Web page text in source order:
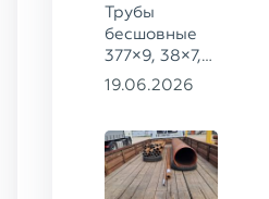
Трубы
бесшовные
377×9, 38×7,
38×8, 28×3,5,
133×12,
127×28,
203×20,
19.06.2026